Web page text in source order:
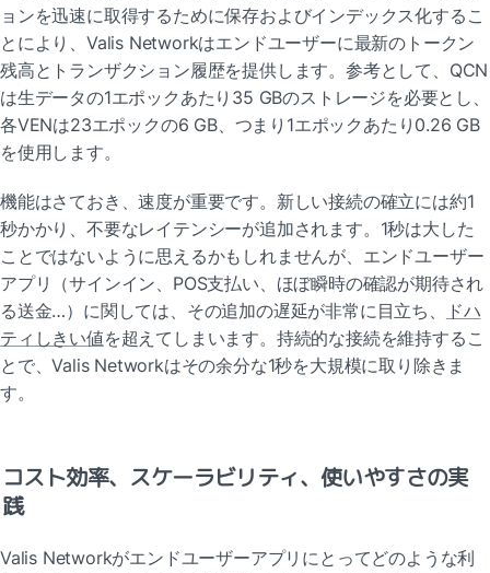
ョンを迅速に取得するために保存およびインデックス化するこ
とにより、Valis Networkはエンドユーザーに最新のトークン
残高とトランザクション履歴を提供します。参考として、QCN
は生データの1エポックあたり35 GBのストレージを必要とし、
各VENは23エポックの6 GB、つまり1エポックあたり0.26 GB
を使用します。
機能はさておき、速度が重要です。新しい接続の確立には約1
秒かかり、不要なレイテンシーが追加されます。1秒は大した
ことではないように思えるかもしれませんが、エンドユーザー
アプリ（サインイン、POS支払い、ほぼ瞬時の確認が期待され
る送金…）に関しては、その追加の遅延が非常に目立ち、
ドハ
ティしきい値を超えてしまいます。持続的な接続を維持するこ
とで、Valis Networkはその余分な1秒を大規模に取り除きま
す。
コスト効率、スケーラビリティ、使いやすさの実
践
Valis Networkがエンドユーザーアプリにとってどのような利